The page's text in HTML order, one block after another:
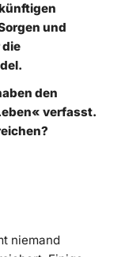
und
die
den
verfasst.
niemand